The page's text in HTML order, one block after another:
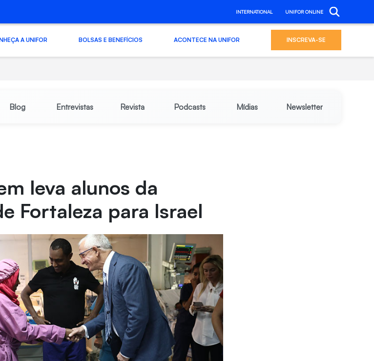
INTERNATIONAL UNIFOR ONLINE
A UNIFOR BOLSAS E BENEFÍCIOS ACONTECE NA UNIFOR INSCREVA-SE
Blog Entrevistas Revista Podcasts Mídias Newsletter
leva alunos da
Fortaleza para Israel